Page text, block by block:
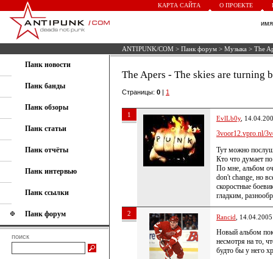
КАРТА САЙТА О ПРОЕКТЕ
ANTIPUNK/COM > Панк форум > Музыка > The
Панк новости
Панк банды
Панк обзоры
Панк статьи
Панк отчёты
Панк интервью
Панк ссылки
Панк форум
поиск
The Apers - The skies are turning
Страницы: 0 | 1
1 EvlLb0y,
3voor12.vpro.nl/
Тут можно
Кто что думает
По мне, альбом
don't change, но
скоростные
гладким,
2 Rancid ,
Новый альбом
несмотря на то,
будто бы у него